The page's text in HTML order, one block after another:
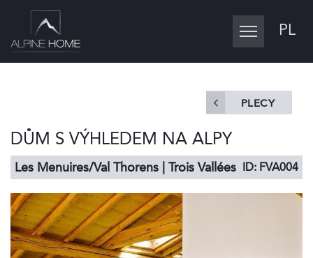
Toggle
navigation
PL
PLECY
DŮM S VÝHLEDEM NA ALPY
Les Menuires/Val Thorens | Trois Vallées ID: FVA004